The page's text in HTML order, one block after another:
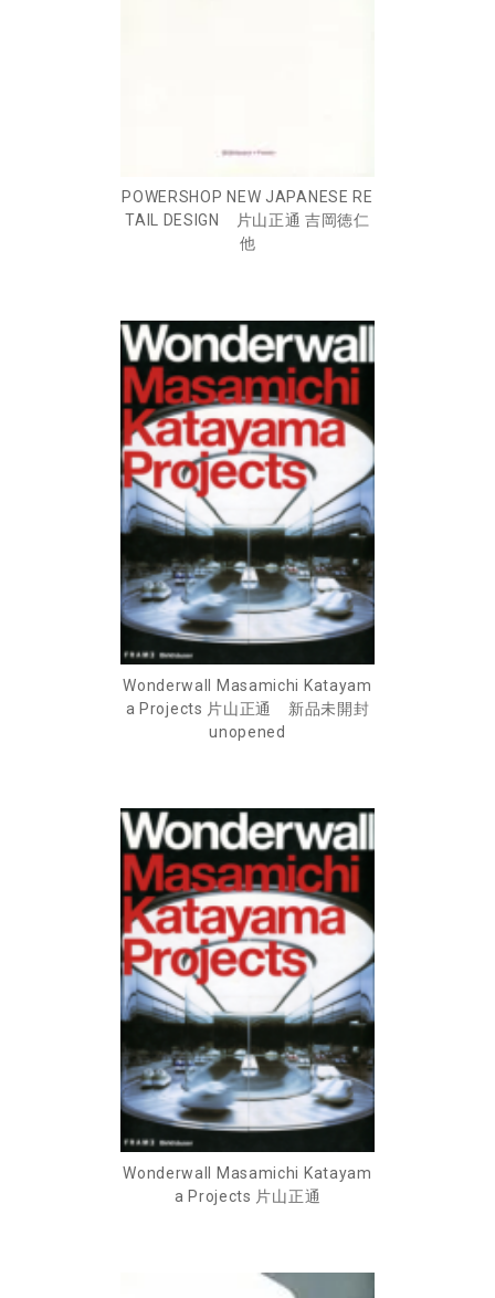
POWERSHOP NEW JAPANESE RE
TAIL DESIGN 片山正通 吉岡徳仁
他
Wonderwall Masamichi Katayam
a Projects 片山正通 新品未開封
unopened
Wonderwall Masamichi Katayam
a Projects 片山正通